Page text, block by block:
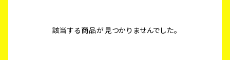
該当する商品が見つかりませんでした。